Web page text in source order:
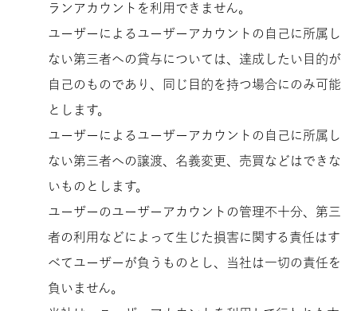
ランアカウントを利用できません。
ユーザーによるユーザーアカウントの自己に所属し
ない第三者への貸与については、達成したい目的が
自己のものであり、同じ目的を持つ場合にのみ可能
とします。
ユーザーによるユーザーアカウントの自己に所属し
ない第三者への譲渡、名義変更、売買などはできな
いものとします。
ユーザーのユーザーアカウントの管理不十分、第三
者の利用などによって生じた損害に関する責任はす
べてユーザーが負うものとし、当社は一切の責任を
負いません。